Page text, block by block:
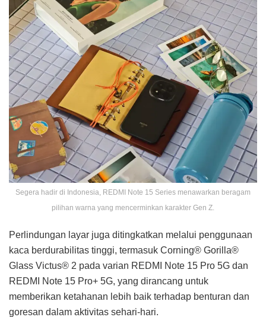
Segera hadir di Indonesia, REDMI Note 15 Series menawarkan beragam
pilihan warna yang mencerminkan karakter Gen Z.
Perlindungan layar juga ditingkatkan melalui penggunaan
kaca berdurabilitas tinggi, termasuk Corning® Gorilla®
Glass Victus® 2 pada varian REDMI Note 15 Pro 5G dan
REDMI Note 15 Pro+ 5G, yang dirancang untuk
memberikan ketahanan lebih baik terhadap benturan dan
goresan dalam aktivitas sehari-hari.